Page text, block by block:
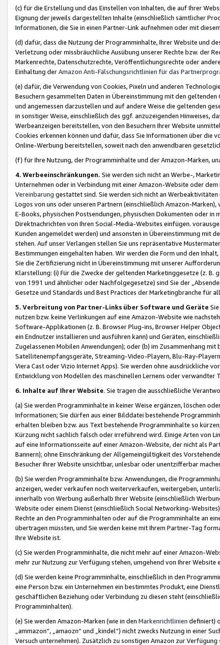
(c) für die Erstellung und das Einstellen von Inhalten, die auf Ihrer
Eignung der jeweils dargestellten Inhalte (einschließlich sämtlicher
Informationen, die Sie in einen Partner-Link aufnehmen oder mit
(d) dafür, dass die Nutzung der Programminhalte, Ihrer Website und
Verletzung oder missbräuchliche Ausübung unserer Rechte bzw. der
Markenrechte, Datenschutzrechte, Veröffentlichungsrechte oder
Einhaltung derAmazon Anti-Fälschungsrichtlinien für das
(e) dafür, die Verwendung von Cookies, Pixeln und anderen
Besuchern gesammelten Daten in Übereinstimmung mit den
und angemessen darzustellen und auf andere Weise die geltenden
in sonstiger Weise, einschließlich des ggf. anzuzeigenden Hinweises,
Werbeanzeigen bereitstellen, von den Besuchern Ihrer Website
Cookies erkennen können und dafür, dass Sie Informationen über die
Online-Werbung bereitstellen, soweit nach den anwendbaren
(f) für Ihre Nutzung, der Programminhalte und der Amazon-Marken,
4. Werbeeinschränkungen. Sie werden sich nicht an Werbe-,
Unternehmen oder in Verbindung mit einer Amazon-Website oder
Vereinbarung gestattet sind. Sie werden sich nicht an
Logos von uns oder unseren Partnern (einschließlich Amazon-
E-Books, physischen Postsendungen, physischen Dokumenten oder in
Direktnachrichten von Ihren Social-Media-Websites einfügen.
Kunden angemeldet werden) und ansonsten in Übereinstimmung mit
stehen. Auf unser Verlangen stellen Sie uns repräsentative
Bestimmungen eingehalten haben. Wir werden die Form und den
Sie die Zertifizierung nicht in Übereinstimmung mit unserer
Klarstellung: (i) Für die Zwecke der geltenden Marketinggesetze (z. B.
von 1991 und ähnlicher oder Nachfolgegesetze) sind Sie der
Gesetze und Standards und Best Practices der Marketingbranche für
5. Verbreitung von Partner-Links über Software und Geräte
nutzen bzw. keine Verlinkungen auf eine Amazon-Website wie
Software-Applikationen (z. B. Browser Plug-ins, Browser Helper
ein Endnutzer installieren und ausführen kann) und Geräten,
Zugelassenen Mobilen Anwendungen); oder (b) im Zusammenhang
Satellitenempfangsgeräte, Streaming-Video-Playern, Blu-Ray-
Viera Cast oder Vizio Internet Apps). Sie werden ohne ausdrückliche
Entwicklung von Modellen des maschinellen Lernens oder
6. Inhalte auf Ihrer Website. Sie tragen die ausschließliche
(a) Sie werden Programminhalte in keiner Weise ergänzen, löschen
Informationen; Sie dürfen aus einer Bilddatei bestehende
erhalten bleiben bzw. aus Text bestehende Programminhalte so
Kürzung nicht sachlich falsch oder irreführend wird. Einige Arten von
auf eine Informationsseite auf einer Amazon-Website, der nicht als
Bannern); ohne Einschränkung der Allgemeingültigkeit des
Besucher Ihrer Website unsichtbar, unlesbar oder unentzifferbar
(b) Sie werden Programminhalte bzw. Anwendungen, die
anzeigen, weder verkaufen noch weiterverkaufen, weitergeben,
innerhalb von Werbung außerhalb Ihrer Website (einschließlich
Website oder einem Dienst (einschließlich Social Networking-
Rechte an den Programminhalten oder auf die Programminhalte an
übertragen müssten, und Sie werden keine mit Ihrem Partner-Tag
Ihre Website ist.
(c) Sie werden Programminhalte, die nicht mehr auf einer Amazon-
mehr zur Nutzung zur Verfügung stehen, umgehend von Ihrer
(d) Sie werden keine Programminhalte, einschließlich in den
eine Person bzw. ein Unternehmen ein bestimmtes Produkt, eine
geschäftlichen Beziehung oder Verbindung zu diesen steht
Programminhalten).
(e) Sie werden Amazon-Marken (wie in den Markenrichtlinien definiert)
„ammazon“, „amaozn“ und „kindel“) nicht zwecks Nutzung in einer
Versuch unternehmen). Zusätzlich zu sonstigen Amazon zur